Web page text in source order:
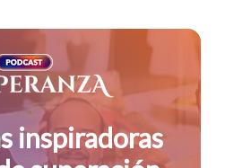
inspiradoras